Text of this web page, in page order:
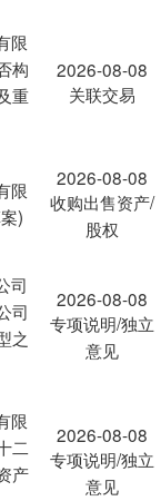
限
构
重
2026-08-08
关联交易
限
)
2026-08-08
收购出售资产/
股权
司
司
之
2026-08-08
专项说明/独立
意见
限
二
产
2026-08-08
专项说明/独立
意见